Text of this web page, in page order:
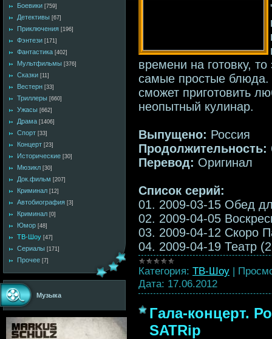
Боевики [759]
Детективы [67]
Приключения [196]
Фэнтези [171]
Фантастика [402]
Мультфильмы [376]
Сказки [11]
Вестерн [33]
Триллеры [660]
Ужасы [662]
Драма [1406]
Спорт [33]
Концерт [23]
Исторические [30]
Мюзикл [30]
Док.фильм [207]
Криминал [12]
Автобиография [3]
Криминал [0]
Юмор [48]
ТВ-Шоу [47]
Сериалы [171]
Прочее [7]
Музыка
времени на готовку,
самые простые
сможет приготовить
неопытный кулинар.
Выпущено: Россия
Продолжительность:
Перевод: Оригинал
Список серий:
01. 2009-03-15 Обед
02. 2009-04-05
03. 2009-04-12 Скоро
04. 2009-04-19 Театр
Категория: ТВ-Шоу |
Дата: 17.06.2012
Гала-концерт.
SATRip